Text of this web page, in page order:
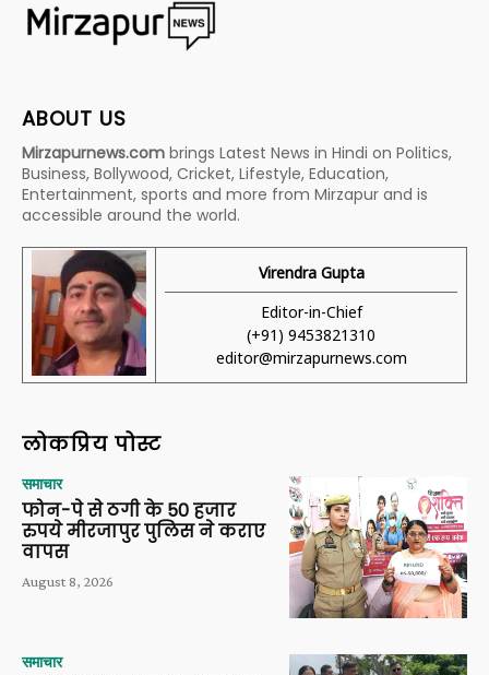
ABOUT US
Mirzapurnews.com brings Latest News in Hindi on Politics,
Business, Bollywood, Cricket, Lifestyle, Education,
Entertainment, sports and more from Mirzapur and is
accessible around the world.
Virendra Gupta
Editor-in-Chief
(+91) 9453821310
editor@mirzapurnews.com
लोकप्रिय पोस्ट
समाचार
फोन-पे से ठगी के 50 हजार
रुपये मीरजापुर पुलिस ने कराए
वापस
August 8, 2026
समाचार